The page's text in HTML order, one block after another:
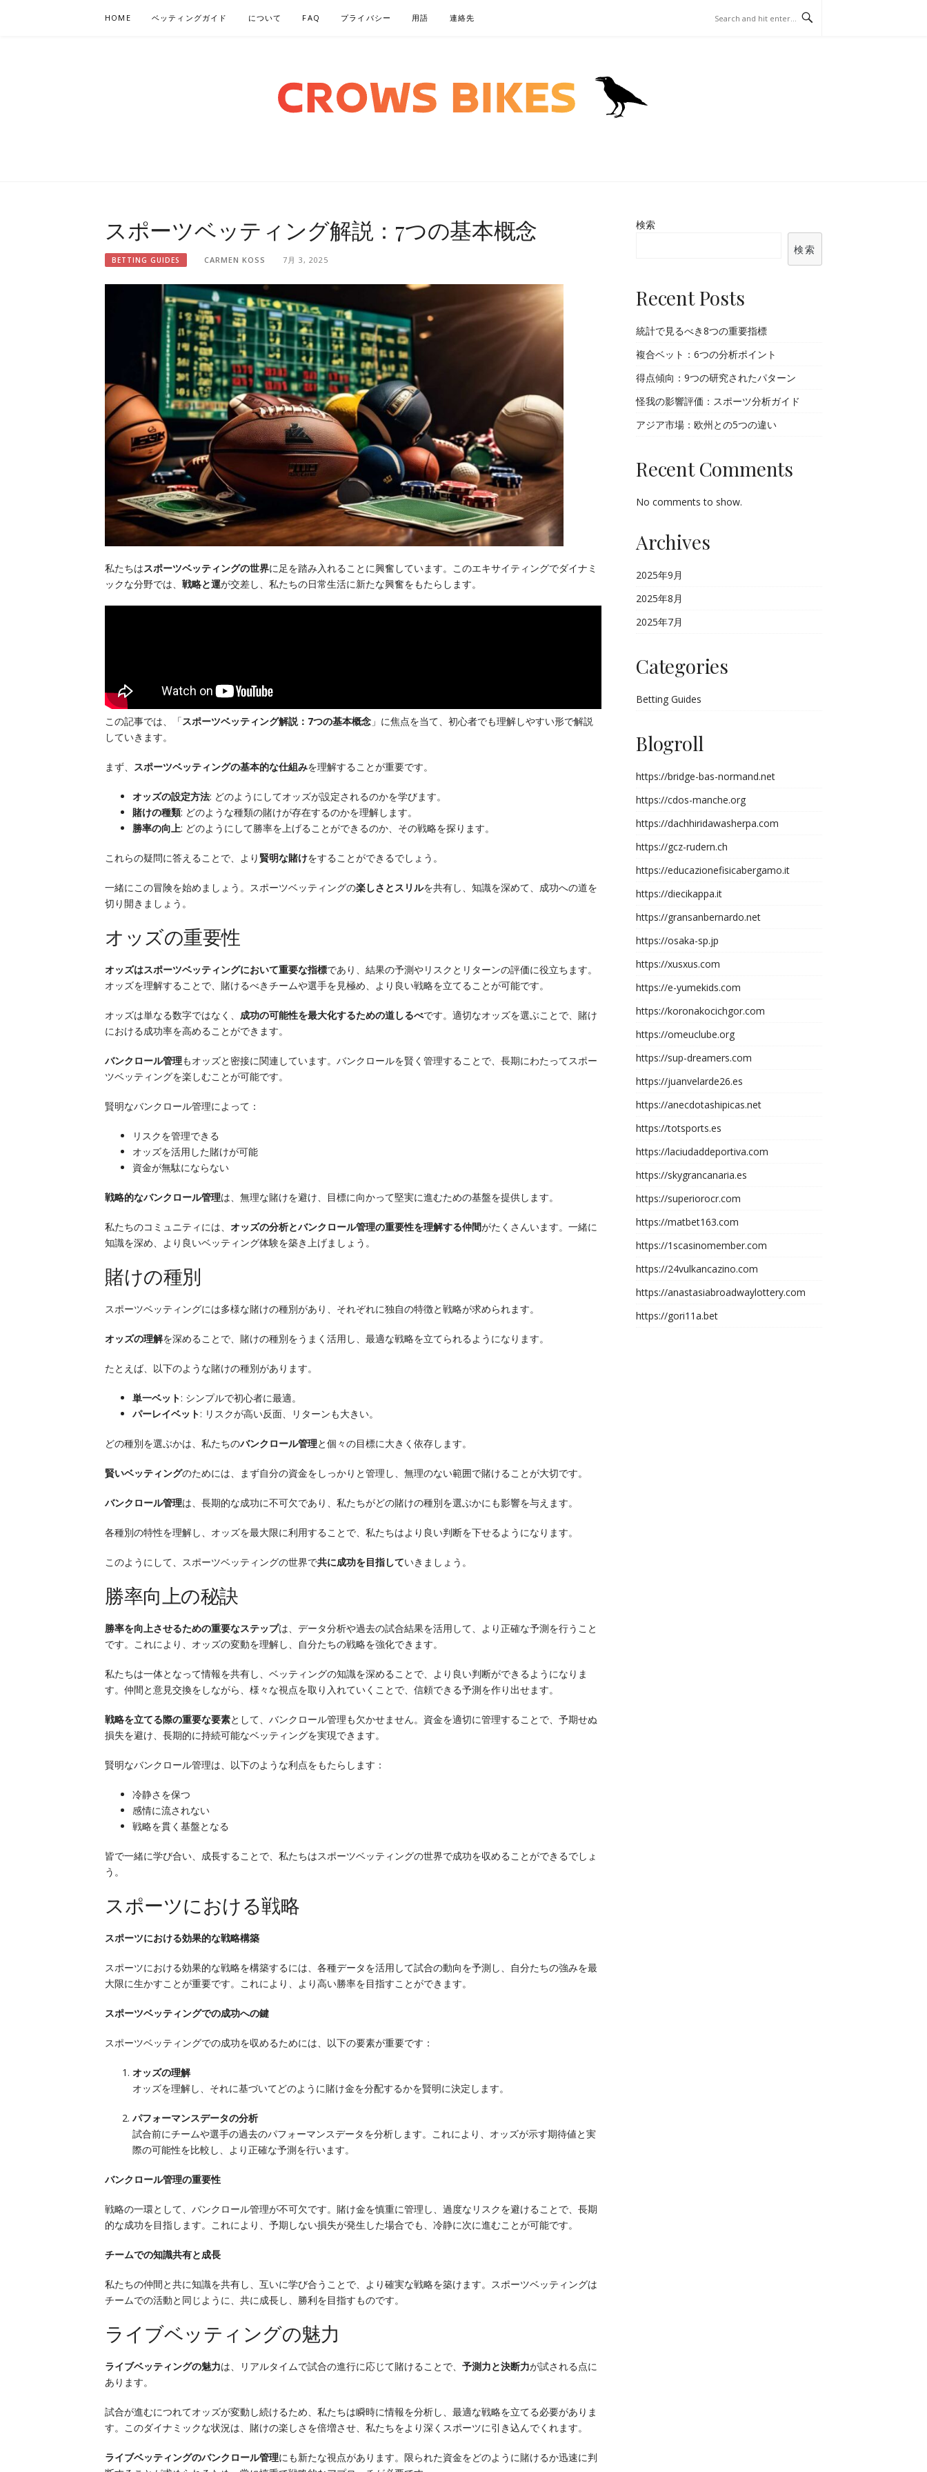
HOME ベッティングガイド について FAQ プライバシー 用語 連絡先
スポーツベッティング解説：7つの基本概念
BETTING GUIDES CARMEN KOSS 7月 3, 2025
私たちはスポーツベッティングの世界に足を踏み入れることに興奮しています。このエキサイティングでダイナミ
ックな分野では、 戦略と運が交差し、私たちの日常生活に新たな興奮をもたらします。
この記事では、「スポーツベッティング解説：7つの基本概念 」に焦点を当て、初心者でも理解しやすい形で解説
していきます。
まず、 スポーツベッティングの基本的な仕組みを理解することが重要です。
オッズの設定方法: どのようにしてオッズが設定されるのかを学びます。
賭けの種類: どのような種類の賭けが存在するのかを理解します。
勝率の向上: どのようにして勝率を上げることができるのか、その戦略を探ります。
これらの疑問に答えることで、より 賢明な賭けをすることができるでしょう。
一緒にこの冒険を始めましょう。スポーツベッティングの楽しさとスリルを共有し、知識を深めて、成功への道を
切り開きましょう。
オッズの重要性
オッズはスポーツベッティングにおいて重要な指標であり、結果の予測やリスクとリターンの評価に役立ちます。
オッズを理解することで、賭けるべきチームや選手を見極め、より良い戦略を立てることが可能です。
オッズは単なる数字ではなく、 成功の可能性を最大化するための道しるべです。適切なオッズを選ぶことで、賭け
における成功率を高めることができます。
バンクロール管理もオッズと密接に関連しています。バンクロールを賢く管理することで、長期にわたってスポー
ツベッティングを楽しむことが可能です。
賢明なバンクロール管理によって：
リスクを管理できる
オッズを活用した賭けが可能
資金が無駄にならない
戦略的なバンクロール管理は、無理な賭けを避け、目標に向かって堅実に進むための基盤を提供します。
私たちのコミュニティには、 オッズの分析とバンクロール管理の重要性を理解する仲間がたくさんいます。一緒に
知識を深め、より良いベッティング体験を築き上げましょう。
賭けの種別
スポーツベッティングには多様な賭けの種別があり、それぞれに独自の特徴と戦略が求められます。
オッズの理解を深めることで、賭けの種別をうまく活用し、最適な戦略を立てられるようになります。
たとえば、以下のような賭けの種別があります。
単一ベット: シンプルで初心者に最適。
パーレイベット: リスクが高い反面、リターンも大きい。
どの種別を選ぶかは、私たちのバンクロール管理と個々の目標に大きく依存します。
賢いベッティングのためには、まず自分の資金をしっかりと管理し、無理のない範囲で賭けることが大切です。
バンクロール管理は、長期的な成功に不可欠であり、私たちがどの賭けの種別を選ぶかにも影響を与えます。
各種別の特性を理解し、オッズを最大限に利用することで、私たちはより良い判断を下せるようになります。
このようにして、スポーツベッティングの世界で共に成功を目指していきましょう。
勝率向上の秘訣
勝率を向上させるための重要なステップは、データ分析や過去の試合結果を活用して、より正確な予測を行うこと
です。これにより、オッズの変動を理解し、自分たちの戦略を強化できます。
私たちは一体となって情報を共有し、ベッティングの知識を深めることで、より良い判断ができるようになりま
す。仲間と意見交換をしながら、様々な視点を取り入れていくことで、信頼できる予測を作り出せます。
戦略を立てる際の重要な要素として、バンクロール管理も欠かせません。資金を適切に管理することで、予期せぬ
損失を避け、長期的に持続可能なベッティングを実現できます。
賢明なバンクロール管理は、以下のような利点をもたらします：
冷静さを保つ
感情に流されない
戦略を貫く基盤となる
皆で一緒に学び合い、成長することで、私たちはスポーツベッティングの世界で成功を収めることができるでしょ
う。
スポーツにおける戦略
スポーツにおける効果的な戦略構築
スポーツにおける効果的な戦略を構築するには、各種データを活用して試合の動向を予測し、自分たちの強みを最
大限に生かすことが重要です。これにより、より高い勝率を目指すことができます。
スポーツベッティングでの成功への鍵
スポーツベッティングでの成功を収めるためには、以下の要素が重要です：
オッズの理解
オッズを理解し、それに基づいてどのように賭け金を分配するかを賢明に決定します。
パフォーマンスデータの分析
試合前にチームや選手の過去のパフォーマンスデータを分析します。これにより、オッズが示す期待値と実
際の可能性を比較し、より正確な予測を行います。
バンクロール管理の重要性
戦略の一環として、バンクロール管理が不可欠です。賭け金を慎重に管理し、過度なリスクを避けることで、長期
的な成功を目指します。これにより、予期しない損失が発生した場合でも、冷静に次に進むことが可能です。
チームでの知識共有と成長
私たちの仲間と共に知識を共有し、互いに学び合うことで、より確実な戦略を築けます。スポーツベッティングは
チームでの活動と同じように、共に成長し、勝利を目指すものです。
ライブベッティングの魅力
ライブベッティングの魅力は、リアルタイムで試合の進行に応じて賭けることで、 予測力と決断力が試される点に
あります。
試合が進むにつれてオッズが変動し続けるため、私たちは瞬時に情報を分析し、最適な戦略を立てる必要がありま
す。このダイナミックな状況は、賭けの楽しさを倍増させ、私たちをより深くスポーツに引き込んでくれます。
ライブベッティングのバンクロール管理にも新たな視点があります。限られた資金をどのように賭けるか迅速に判
検索
検索
Recent Posts
統計で見るべき8つの重要指標
複合ベット：6つの分析ポイント
得点傾向：9つの研究されたパターン
怪我の影響評価：スポーツ分析ガイド
アジア市場：欧州との5つの違い
Recent Comments
No comments to show.
Archives
2025年9月
2025年8月
2025年7月
Categories
Betting Guides
Blogroll
https://bridge-bas-normand.net
https://cdos-manche.org
https://dachhiridawasherpa.com
https://gcz-rudern.ch
https://educazionefisicabergamo.it
https://diecikappa.it
https://gransanbernardo.net
https://osaka-sp.jp
https://xusxus.com
https://e-yumekids.com
https://koronakocichgor.com
https://omeuclube.org
https://sup-dreamers.com
https://juanvelarde26.es
https://anecdotashipicas.net
https://totsports.es
https://laciudaddeportiva.com
https://skygrancanaria.es
https://superiorocr.com
https://matbet163.com
https://1scasinomember.com
https://24vulkancazino.com
https://anastasiabroadwaylottery.com
https://gori11a.bet